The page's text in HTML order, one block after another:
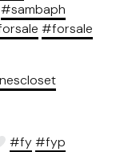
#sambaph
#forsale
#fy #fyp